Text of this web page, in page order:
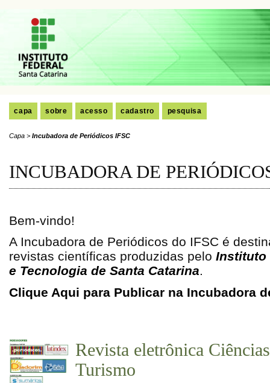
capa sobre acesso cadastro pesquisa
Capa > Incubadora de Periódicos IFSC
INCUBADORA DE
Bem-vindo!
A Incubadora de Periódicos do IFSC é
revistas científicas produzidas pelo Instituto
e Tecnologia de Santa Catarina.
Clique Aqui para Publicar na Incubadora
Revista eletrônica
Turismo